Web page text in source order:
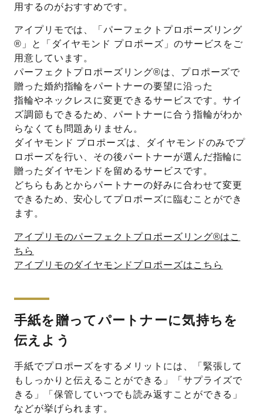
用するのがおすすめです。
アイプリモでは、「パーフェクトプロポーズリング
®」と「ダイヤモンド プロポーズ」のサービスをご
用意しています。
パーフェクトプロポーズリング®は、プロポーズで
贈った婚約指輪をパートナーの要望に沿った
指輪やネックレスに変更できるサービスです。サイ
ズ調節もできるため、パートナーに合う指輪がわか
らなくても問題ありません。
ダイヤモンド プロポーズは、ダイヤモンドのみでプ
ロポーズを行い、その後パートナーが選んだ指輪に
贈ったダイヤモンドを留めるサービスです。
どちらもあとからパートナーの好みに合わせて変更
できるため、安心してプロポーズに臨むことができ
ます。
アイプリモのパーフェクトプロポーズリング®はこ
ちら
アイプリモのダイヤモンドプロポーズはこちら
手紙を贈ってパートナーに気持ちを
伝えよう
手紙でプロポーズをするメリットには、「緊張して
もしっかりと伝えることができる」「サプライズで
きる」「保管していつでも読み返すことができる」
などが挙げられます。